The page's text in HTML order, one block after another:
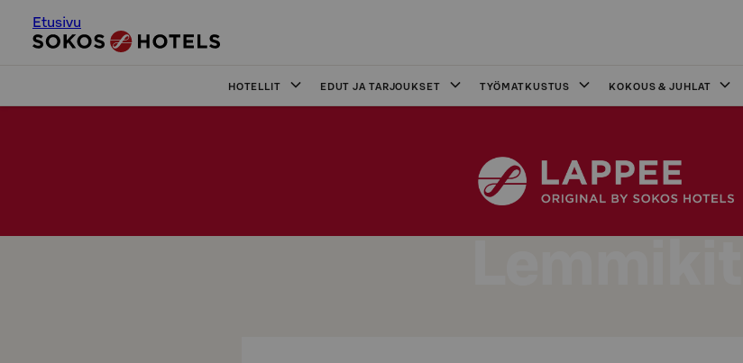
Etusivu
HOTELLIT EDUT JA TARJOUKSET TYÖMATKUSTUS KOKOUS & JUHLAT
Lemmikit